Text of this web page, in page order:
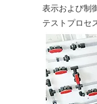
表示および制
テストプロセ